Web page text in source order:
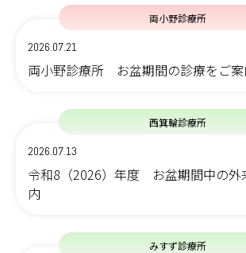
両小野診療所
2026.07.21
両小野診療所 お盆期間の診療をご案
西箕輪診療所
2026.07.13
令和8（2026）年度 お盆期間中の外
内
みすず診療所